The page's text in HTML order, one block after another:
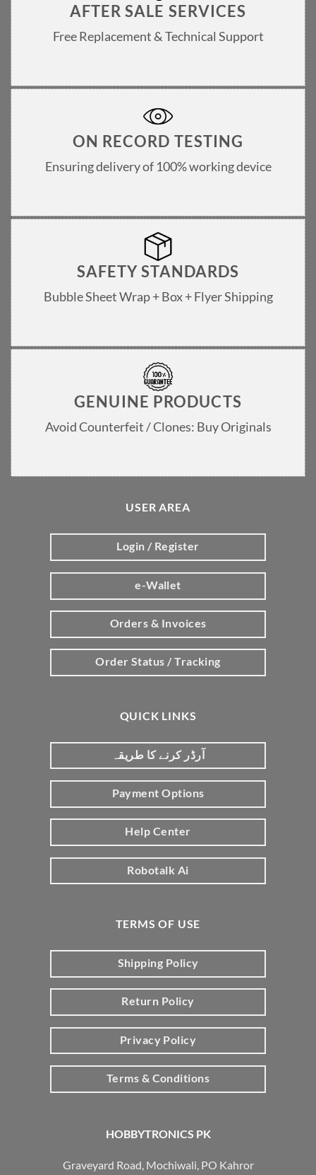
AFTER SALE SERVICES
Free Replacement & Technical Support
ON RECORD TESTING
Ensuring delivery of 100% working device
SAFETY STANDARDS
Bubble Sheet Wrap + Box + Flyer Shipping
GENUINE PRODUCTS
Avoid Counterfeit / Clones: Buy Originals
HOBBYTRONICS PK
Graveyard Road, Mochiwali, PO Kahror
USER AREA
Login / Register
e-Wallet
Orders & Invoices
Order Status / Tracking
QUICK LINKS
آرڈر کرنے کا طریقہ
Payment Options
Help Center
Robotalk Ai
TERMS OF USE
Shipping Policy
Return Policy
Privacy Policy
Terms & Conditions